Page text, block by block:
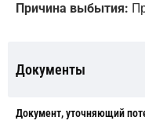
Причина выбытия:
Документы
Документ, уточняющий